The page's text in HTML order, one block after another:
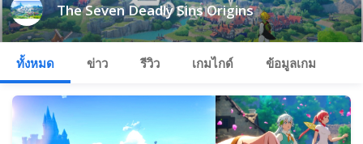
The Seven Deadly Sins Origins
ทั้งหมด ข่าว รีวิว เกมไกด์ ข้อมูลเกม